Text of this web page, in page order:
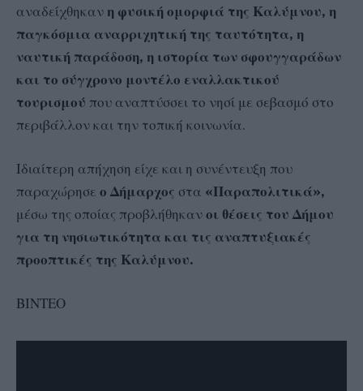
αναδείχθηκαν η φυσική ομορφιά της Καλύμνου, η
παγκόσμια αναρριχητική της ταυτότητα, η
ναυτική παράδοση, η ιστορία των σφουγγαράδων
και το σύγχρονο μοντέλο εναλλακτικού
τουρισμού που αναπτύσσει το νησί με σεβασμό στο
περιβάλλον και την τοπική κοινωνία.
Ιδιαίτερη απήχηση είχε και η συνέντευξη που
παραχώρησε ο Δήμαρχος στα «Παραπολιτικά»,
μέσω της οποίας προβλήθηκανοι θέσεις του Δήμου
για τη νησιωτικότητα και τις αναπτυξιακές
προοπτικές της Καλύμνου.
ΒΙΝΤΕΟ